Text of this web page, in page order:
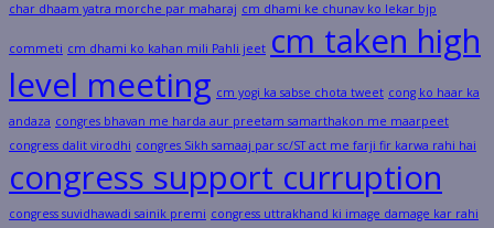
char dhaam yatra morche par maharaj cm dhami ke chunav ko lekar bjp
commeti cm dhami ko kahan mili Pahli jeet cm taken high
level meeting cm yogi ka sabse chota tweet cong ko haar ka
andaza congres bhavan me harda aur preetam samarthakon me maarpeet
congress dalit virodhi congres Sikh samaaj par sc/ST act me farji fir karwa rahi hai
congress support curruption
congress suvidhawadi sainik premi congress uttrakhand ki image damage kar rahi